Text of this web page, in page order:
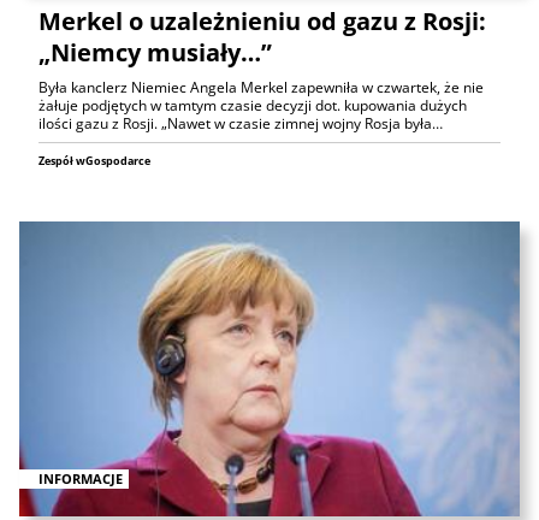
Merkel o uzależnieniu od gazu z Rosji:
„Niemcy musiały…”
Była kanclerz Niemiec Angela Merkel zapewniła w czwartek, że nie
żałuje podjętych w tamtym czasie decyzji dot. kupowania dużych
ilości gazu z Rosji. „Nawet w czasie zimnej wojny Rosja była…
Zespół wGospodarce
INFORMACJE